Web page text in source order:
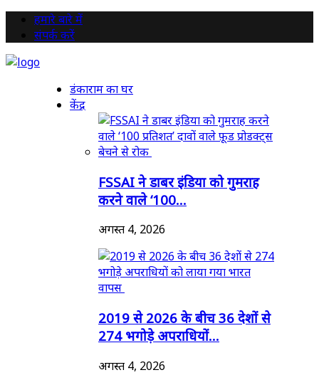
हमारे बारे में
संपर्क करें
डंकाराम का घर
केंद्र
FSSAI ने डाबर इंडिया को गुमराह
करने वाले ‘100...
अगस्त 4, 2026
2019 से 2026 के बीच 36 देशों से
274 भगोड़े अपराधियों...
अगस्त 4, 2026